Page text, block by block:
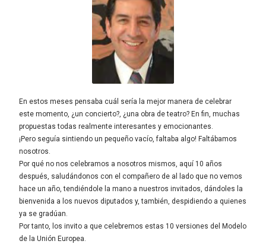
En estos meses pensaba cuál sería la mejor manera de celebrar
este momento, ¿un concierto?, ¿una obra de teatro? En fin, muchas
propuestas todas realmente interesantes y emocionantes.
¡Pero seguía sintiendo un pequeño vacío, faltaba algo! Faltábamos
nosotros.
Por qué no nos celebramos a nosotros mismos, aquí 10 años
después, saludándonos con el compañero de al lado que no vemos
hace un año, tendiéndole la mano a nuestros invitados, dándoles la
bienvenida a los nuevos diputados y, también, despidiendo a quienes
ya se gradúan.
Por tanto, los invito a que celebremos estas 10 versiones del Modelo
de la Unión Europea.